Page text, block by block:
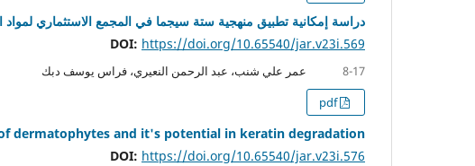
دراسة إمكانية تطبيق منهجية ستة سيجما في المجمع الاستثماري لمواد
DOI: https://doi.org/10.65540/jar.v23i.569
عمر علي شنب، عبد الرحمن النعيري، فراس يوسف دبك
8-17
pdf
dermatophytes and it's potential in keratin degradation
DOI: https://doi.org/10.65540/jar.v23i.576